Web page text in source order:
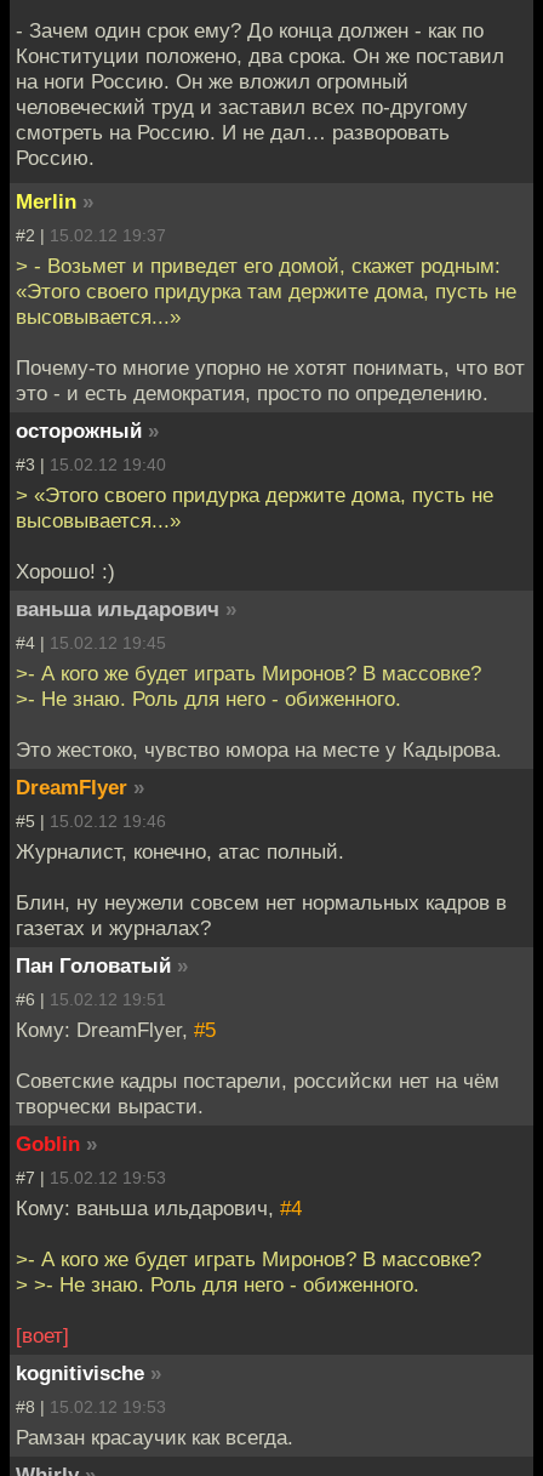
- Зачем один срок ему? До конца должен - как по
Конституции положено, два срока. Он же поставил
на ноги Россию. Он же вложил огромный
человеческий труд и заставил всех по-другому
смотреть на Россию. И не дал… разворовать
Россию.
Merlin »
#2 | 15.02.12 19:37
> - Возьмет и приведет его домой, скажет родным:
«Этого своего придурка там держите дома, пусть не
высовывается...»
Почему-то многие упорно не хотят понимать, что вот
это - и есть демократия, просто по определению.
осторожный »
#3 | 15.02.12 19:40
> «Этого своего придурка держите дома, пусть не
высовывается...»
Хорошо! :)
ваньша ильдарович »
#4 | 15.02.12 19:45
>- А кого же будет играть Миронов? В массовке?
>- Не знаю. Роль для него - обиженного.
Это жестоко, чувство юмора на месте у Кадырова.
DreamFlyer »
#5 | 15.02.12 19:46
Журналист, конечно, атас полный.
Блин, ну неужели совсем нет нормальных кадров в
газетах и журналах?
Пан Головатый »
#6 | 15.02.12 19:51
Кому: DreamFlyer, #5
Советские кадры постарели, российски нет на чём
творчески вырасти.
Goblin »
#7 | 15.02.12 19:53
Кому: ваньша ильдарович, #4
>- А кого же будет играть Миронов? В массовке?
> >- Не знаю. Роль для него - обиженного.
[воет]
kognitivische »
#8 | 15.02.12 19:53
Рамзан красаучик как всегда.